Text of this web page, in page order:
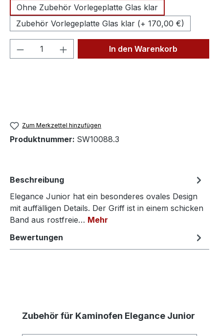
Ohne Zubehör Vorlegeplatte Glas klar
Zubehör Vorlegeplatte Glas klar (+ 170,00 €)
Produkt Anzahl: Gib denIn den Warenkorb
Zum Merkzettel hinzufügen
Produktnummer: SW10088.3
Beschreibung
Elegance Junior hat ein besonderes ovales Design
mit auffälligen Details. Der Griff ist in einem schicken
Band aus rostfreie… Mehr
Bewertungen
Produktgalerie überspringen
Zubehör für Kaminofen Elegance Junior